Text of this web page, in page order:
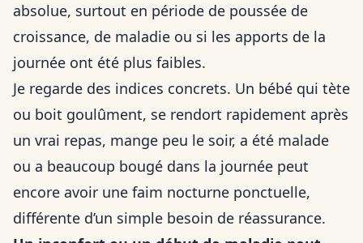
absolue, surtout en période de poussée de
croissance, de maladie ou si les apports de la
journée ont été plus faibles.
Je regarde des indices concrets. Un bébé qui tète
ou boit goulûment, se rendort rapidement après
un vrai repas, mange peu le soir, a été malade
ou a beaucoup bougé dans la journée peut
encore avoir une faim nocturne ponctuelle,
différente d’un simple besoin de réassurance.